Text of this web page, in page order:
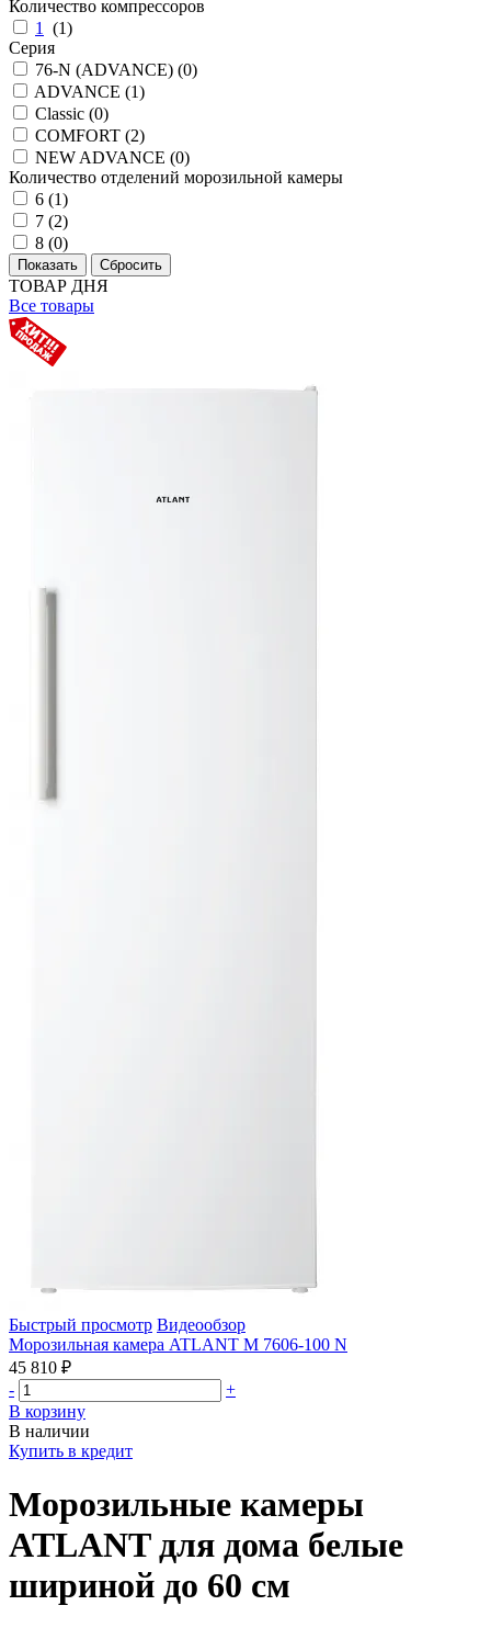
Количество компрессоров
1
(1)
Серия
76-N (ADVANCE) (0)
ADVANCE (1)
Classic (0)
COMFORT (2)
NEW ADVANCE (0)
Количество отделений морозильной камеры
6 (1)
7 (2)
8 (0)
ТОВАР ДНЯ
Все товары
Быстрый просмотр Видеообзор
Морозильная камера ATLANT М 7606-100 N
45 810 ₽
-
+
В корзину
В наличии
Купить в кредит
Морозильные камеры
ATLANT для дома белые
шириной до 60 см